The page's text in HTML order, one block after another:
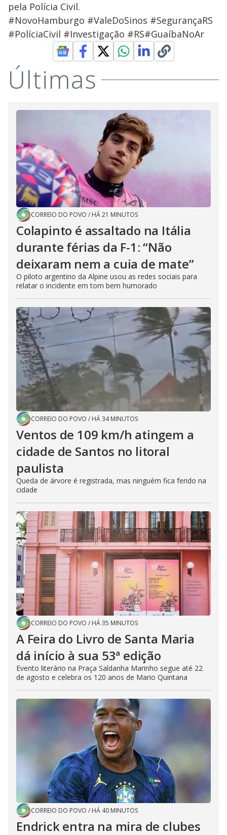
pela Polícia Civil.
#NovoHamburgo #ValeDoSinos #SegurançaRS
#PolíciaCivil #Investigação #RS#GuaíbaNoAr
Últimas
CORREIO DO POVO / HÁ 21 MINUTOS
Colapinto é assaltado na Itália
durante férias da F-1: “Não
deixaram nem a cuia de mate”
O piloto argentino da Alpine usou as redes sociais para
relatar o incidente em tom bem humorado
CORREIO DO POVO / HÁ 34 MINUTOS
Ventos de 109 km/h atingem a
cidade de Santos no litoral
paulista
Queda de árvore é registrada, mas ninguém fica ferido na
cidade
CORREIO DO POVO / HÁ 35 MINUTOS
A Feira do Livro de Santa Maria
dá início à sua 53ª edição
Evento literário na Praça Saldanha Marinho segue até 22
de agosto e celebra os 120 anos de Mario Quintana
CORREIO DO POVO / HÁ 40 MINUTOS
Endrick entra na mira de clubes